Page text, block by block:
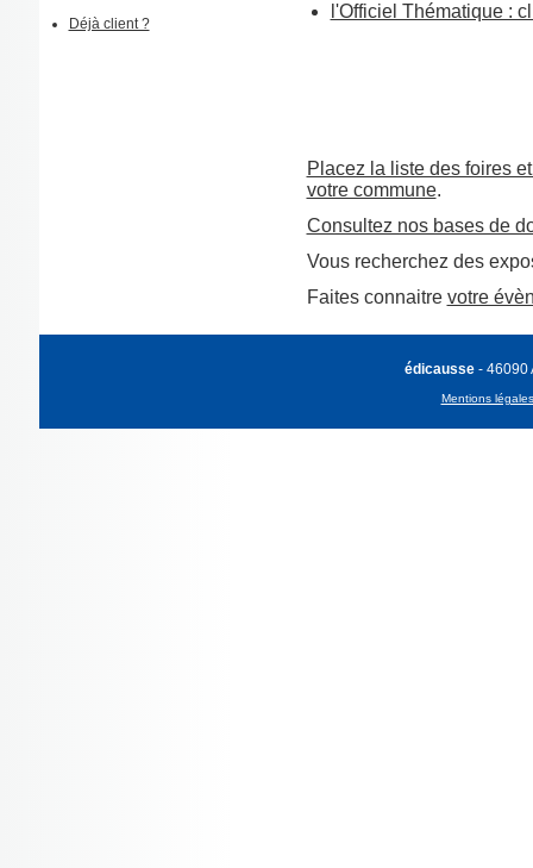
Déjà client ?
l'Officiel Thématique :
Placez la liste des foires
votre commune.
Consultez nos bases de
Vous recherchez des
Faites connaitre votre
édicausse - 46090
Mentions légales